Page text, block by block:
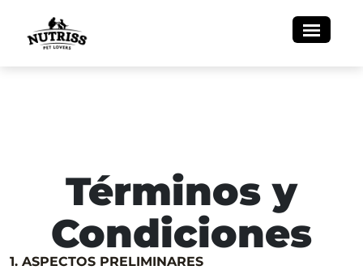
Términos y
Condiciones
1. ASPECTOS PRELIMINARES